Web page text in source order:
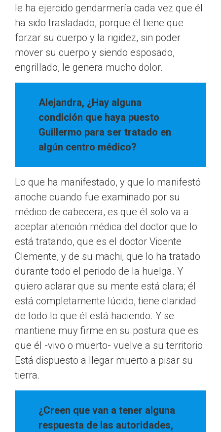
le ha ejercido gendarmería cada vez que él
ha sido trasladado, porque él tiene que
forzar su cuerpo y la rigidez, sin poder
mover su cuerpo y siendo esposado,
engrillado, le genera mucho dolor.
Alejandra, ¿Hay alguna
condición que haya puesto
Guillermo para ser tratado en
algún centro médico?
Lo que ha manifestado, y que lo manifestó
anoche cuando fue examinado por su
médico de cabecera, es que él solo va a
aceptar atención médica del doctor que lo
está tratando, que es el doctor Vicente
Clemente, y de su machi, que lo ha tratado
durante todo el periodo de la huelga. Y
quiero aclarar que su mente está clara; él
está completamente lúcido, tiene claridad
de todo lo que él está haciendo. Y se
mantiene muy firme en su postura que es
que él -vivo o muerto- vuelve a su territorio.
Está dispuesto a llegar muerto a pisar su
tierra.
¿Creen que van a tener alguna
respuesta de las autoridades,